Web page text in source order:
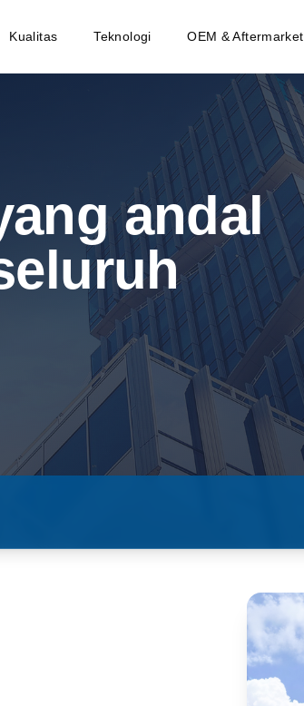
Kualitas Teknologi OEM & Aftermarket
andal